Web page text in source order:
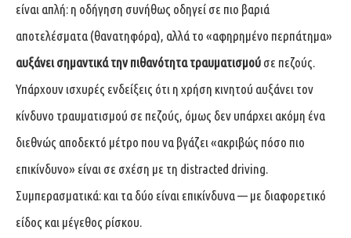
είναι απλή: η οδήγηση συνήθως οδηγεί σε πιο βαριά
αποτελέσματα (θανατηφόρα), αλλά το «αφηρημένο περπάτημα»
αυξάνει σημαντικά την πιθανότητα τραυματισμού σε πεζούς.
Υπάρχουν ισχυρές ενδείξεις ότι η χρήση κινητού αυξάνει τον
κίνδυνο τραυματισμού σε πεζούς, όμως δεν υπάρχει ακόμη ένα
διεθνώς αποδεκτό μέτρο που να βγάζει «ακριβώς πόσο πιο
επικίνδυνο» είναι σε σχέση με τη distracted driving.
Συμπερασματικά: και τα δύο είναι επικίνδυνα — με διαφορετικό
είδος και μέγεθος ρίσκου.